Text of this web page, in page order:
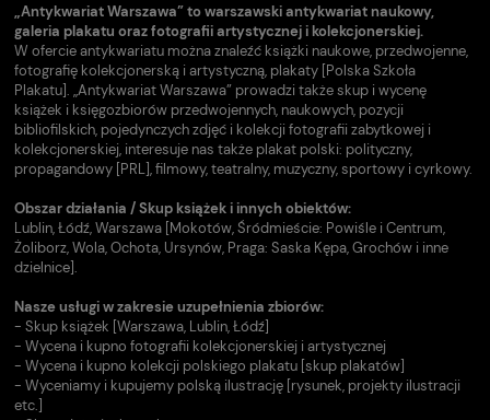
„Antykwariat Warszawa” to warszawski antykwariat naukowy,
galeria plakatu oraz fotografii artystycznej i kolekcjonerskiej.
W ofercie antykwariatu można znaleźć książki naukowe, przedwojenne,
fotografię kolekcjonerską i artystyczną, plakaty [Polska Szkoła
Plakatu]. „Antykwariat Warszawa” prowadzi także skup i wycenę
książek i księgozbiorów przedwojennych, naukowych, pozycji
bibliofilskich, pojedynczych zdjęć i kolekcji fotografii zabytkowej i
kolekcjonerskiej, interesuje nas także plakat polski: polityczny,
propagandowy [PRL], filmowy, teatralny, muzyczny, sportowy i cyrkowy.
Obszar działania / Skup książek i innych obiektów:
Lublin, Łódź, Warszawa [Mokotów, Śródmieście: Powiśle i Centrum,
Żoliborz, Wola, Ochota, Ursynów, Praga: Saska Kępa, Grochów i inne
dzielnice].
Nasze usługi w zakresie uzupełnienia zbiorów:
- Skup książek [Warszawa, Lublin, Łódź]
- Wycena i kupno fotografii kolekcjonerskiej i artystycznej
- Wycena i kupno kolekcji polskiego plakatu [skup plakatów]
- Wyceniamy i kupujemy polską ilustrację [rysunek, projekty ilustracji
etc.]